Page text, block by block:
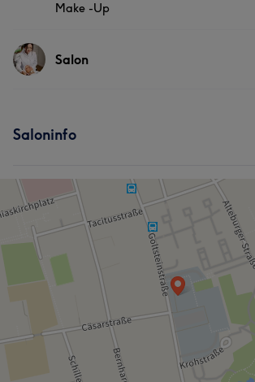
Make -Up
Services
Was unsere Kunden über Tatjana sagen
Salon
Saloninfo